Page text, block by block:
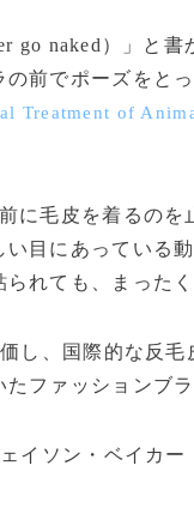
naked）」と書
前でポーズをと
Treatment of
に毛皮を着るのを
目にあっている
れても、まった
し、国際的な反
ファッションブ
イソン・ベイカー